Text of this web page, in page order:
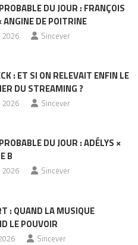
DU JOUR : FRANÇOIS
ANGINE DE POITRINE
2026 Sincever
: ET SI ON RELEVAIT ENFIN LE
DU STREAMING ?
2026 Sincever
DU JOUR : ADÉLYS ×
B
2026 Sincever
: QUAND LA MUSIQUE
LE POUVOIR
Sincever